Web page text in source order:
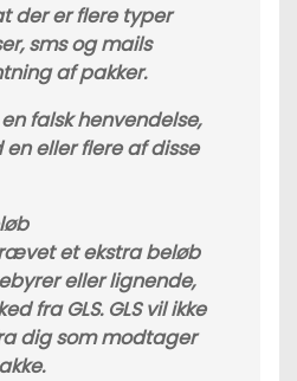
der er flere typer
sms og mails
af pakker.
falsk henvendelse,
eller flere af disse
et ekstra beløb
eller lignende,
fra GLS. GLS vil ikke
dig som modtager